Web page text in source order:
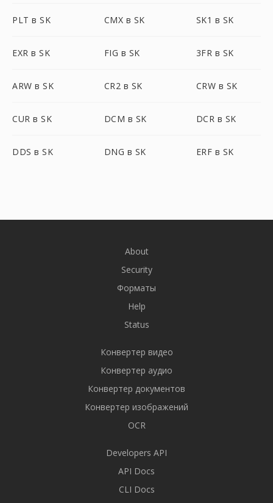
PLT в SK CMX в SK SK1 в SK
EXR в SK FIG в SK 3FR в SK
ARW в SK CR2 в SK CRW в SK
CUR в SK DCM в SK DCR в SK
DDS в SK DNG в SK ERF в SK
About
Security
Форматы
Help
Status
Конвертер видео
Конвертер аудио
Конвертер документов
Конвертер изображений
OCR
Developers API
API Docs
CLI Docs